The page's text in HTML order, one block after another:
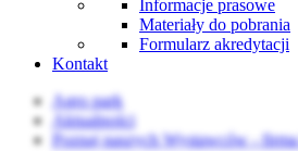
Informacje prasowe
Materiały do pobrania
Formularz akredytacji
Kontakt
Agro park
Aktualności
Poznaj naszych Wystawców -